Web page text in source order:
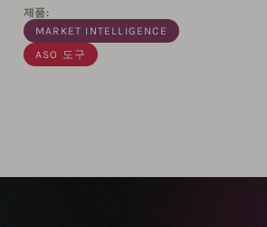
제품:
MARKET INTELLIGENCE
ASO 도구